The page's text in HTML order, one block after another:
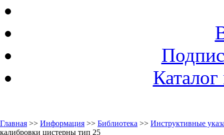
Главная >> Информация >> Библиотека >> Инструктивные
калибровки цистерны тип 25